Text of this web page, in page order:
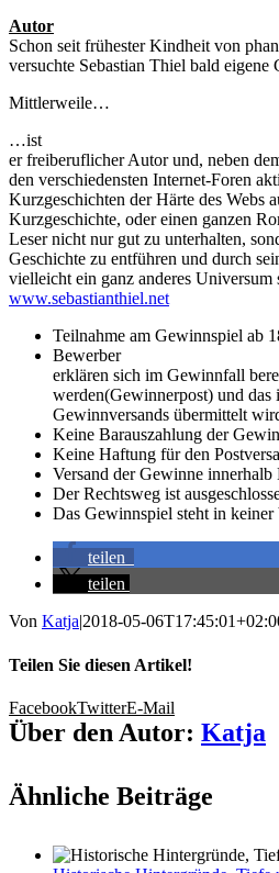
Autor
Schon seit frühester Kindheit von
versuchte Sebastian Thiel bald eigene
Mittlerweile…
…ist
er freiberuflicher Autor und, neben
den verschiedensten Internet-Foren
Kurzgeschichten der Härte des Webs
Kurzgeschichte, oder einen ganzen
Leser nicht nur gut zu unterhalten,
Geschichte zu entführen und durch
vielleicht ein ganz anderes Universum
www.sebastianthiel.net
Teilnahme am Gewinnspiel ab
Bewerber
erklären sich im Gewinnfall
werden(Gewinnerpost) und
Gewinnversands übermittelt
Keine Barauszahlung der
Keine Haftung für den
Versand der Gewinne
Der Rechtsweg ist
Das Gewinnspiel steht in
teilen
teilen
Von Katja|2018-05-
Teilen Sie diesen Artikel!
FacebookTwitterE-Mail
Über den Autor: Katja
Ähnliche Beiträge